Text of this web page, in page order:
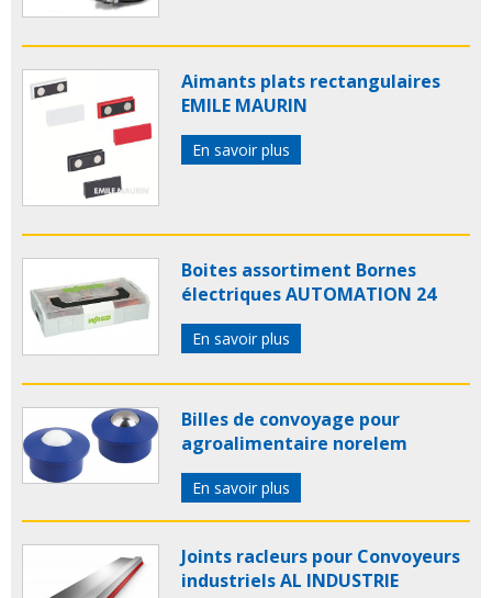
Aimants plats rectangulaires
EMILE MAURIN
En savoir plus
Boites assortiment Bornes
électriques AUTOMATION 24
En savoir plus
Billes de convoyage pour
agroalimentaire norelem
En savoir plus
Joints racleurs pour Convoyeurs
industriels AL INDUSTRIE